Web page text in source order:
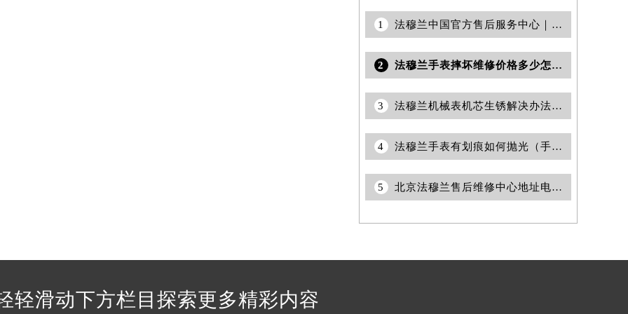
名表维修授权店1楼法穆兰售后服务中心（需提前预约）
1 法穆兰中国官方售后服务中心｜最新维修地址及官方电话权威信息通知（2026年7月最新）
2 法穆兰手表摔坏维修价格多少怎么算？
3 法穆兰机械表机芯生锈解决办法集锦
4 法穆兰手表有划痕如何抛光（手表抛光）
5 北京法穆兰售后维修中心地址电话查询权威公示（2026年7月最新）
轻滑动下方栏目探索更多精彩内容